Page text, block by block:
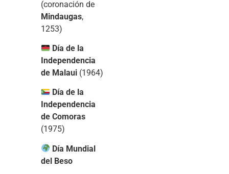
(coronación de
Mindaugas,
1253)
Día de la
Independencia
de Malaui (1964)
Día de la
Independencia
de Comoras
(1975)
Día Mundial
del Beso